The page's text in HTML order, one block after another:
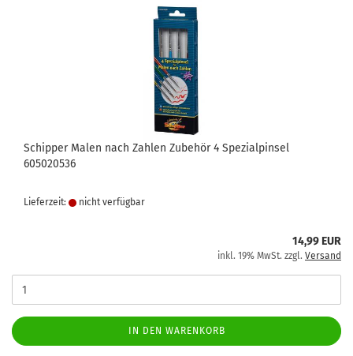
Schipper Malen nach Zahlen Zubehör 4 Spezialpinsel
605020536
Lieferzeit: nicht verfügbar
14,99 EUR
inkl. 19% MwSt. zzgl. Versand
IN DEN WARENKORB